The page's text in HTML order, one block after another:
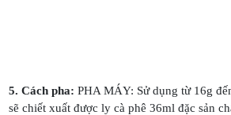
5. Cách pha: PHA MÁY: Sử dụng từ 16g
sẽ chiết xuất được ly cà phê 36ml đặc sản